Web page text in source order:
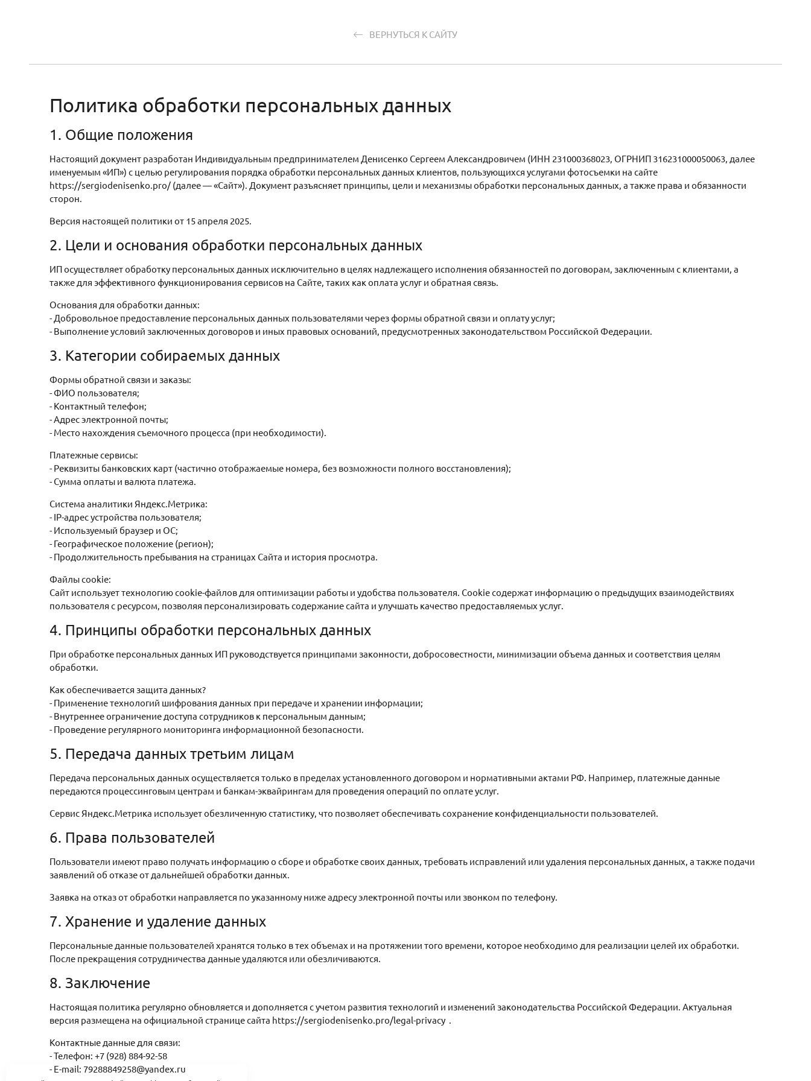
ВЕРНУТЬСЯ К САЙТУ
Политика обработки персональных данных
1. Общие положения
Настоящий документ разработан Индивидуальным предпринимателем Денисенко Сергеем Александровичем (ИНН 231000368023, ОГРНИП 316231000050063, далее
именуемым «ИП») с целью регулирования порядка обработки персональных данных клиентов, пользующихся услугами фотосъемки на сайте
https://sergiodenisenko.pro/ (далее — «Сайт»). Документ разъясняет принципы, цели и механизмы обработки персональных данных, а также права и обязанности
сторон.
Версия настоящей политики от 15 апреля 2025.
2. Цели и основания обработки персональных данных
ИП осуществляет обработку персональных данных исключительно в целях надлежащего исполнения обязанностей по договорам, заключенным с клиентами, а
также для эффективного функционирования сервисов на Сайте, таких как оплата услуг и обратная связь.
Основания для обработки данных:
- Добровольное предоставление персональных данных пользователями через формы обратной связи и оплату услуг;
- Выполнение условий заключенных договоров и иных правовых оснований, предусмотренных законодательством Российской Федерации.
3. Категории собираемых данных
Формы обратной связи и заказы:
- ФИО пользователя;
- Контактный телефон;
- Адрес электронной почты;
- Место нахождения съемочного процесса (при необходимости).
Платежные сервисы:
- Реквизиты банковских карт (частично отображаемые номера, без возможности полного восстановления);
- Сумма оплаты и валюта платежа.
Система аналитики Яндекс.Метрика:
- IP-адрес устройства пользователя;
- Используемый браузер и ОС;
- Географическое положение (регион);
- Продолжительность пребывания на страницах Сайта и история просмотра.
Файлы cookie:
Сайт использует технологию cookie-файлов для оптимизации работы и удобства пользователя. Cookie содержат информацию о предыдущих взаимодействиях
пользователя с ресурсом, позволяя персонализировать содержание сайта и улучшать качество предоставляемых услуг.
4. Принципы обработки персональных данных
При обработке персональных данных ИП руководствуется принципами законности, добросовестности, минимизации объема данных и соответствия целям
обработки.
Как обеспечивается защита данных?
- Применение технологий шифрования данных при передаче и хранении информации;
- Внутреннее ограничение доступа сотрудников к персональным данным;
- Проведение регулярного мониторинга информационной безопасности.
5. Передача данных третьим лицам
Передача персональных данных осуществляется только в пределах установленного договором и нормативными актами РФ. Например, платежные данные
передаются процессинговым центрам и банкам-эквайрингам для проведения операций по оплате услуг.
Сервис Яндекс.Метрика использует обезличенную статистику, что позволяет обеспечивать сохранение конфиденциальности пользователей.
6. Права пользователей
Пользователи имеют право получать информацию о сборе и обработке своих данных, требовать исправлений или удаления персональных данных, а также подачи
заявлений об отказе от дальнейшей обработки данных.
Заявка на отказ от обработки направляется по указанному ниже адресу электронной почты или звонком по телефону.
7. Хранение и удаление данных
Персональные данные пользователей хранятся только в тех объемах и на протяжении того времени, которое необходимо для реализации целей их обработки.
После прекращения сотрудничества данные удаляются или обезличиваются.
8. Заключение
Настоящая политика регулярно обновляется и дополняется с учетом развития технологий и изменений законодательства Российской Федерации. Актуальная
версия размещена на официальной странице сайта https://sergiodenisenko.pro/legal-privacy .
Контактные данные для связи:
- Телефон: +7 (928) 884-92-58
- E-mail: 79288849258@yandex.ru